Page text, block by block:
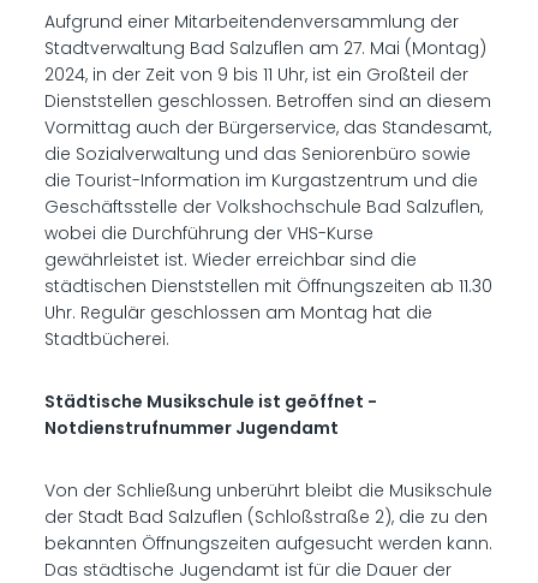
Aufgrund einer Mitarbeitendenversammlung der
Stadtverwaltung Bad Salzuflen am 27. Mai (Montag)
2024, in der Zeit von 9 bis 11 Uhr, ist ein Großteil der
Dienststellen geschlossen. Betroffen sind an diesem
Vormittag auch der Bürgerservice, das Standesamt,
die Sozialverwaltung und das Seniorenbüro sowie
die Tourist-Information im Kurgastzentrum und die
Geschäftsstelle der Volkshochschule Bad Salzuflen,
wobei die Durchführung der VHS-Kurse
gewährleistet ist. Wieder erreichbar sind die
städtischen Dienststellen mit Öffnungszeiten ab 11.30
Uhr. Regulär geschlossen am Montag hat die
Stadtbücherei.
Städtische Musikschule ist geöffnet -
Notdienstrufnummer Jugendamt
Von der Schließung unberührt bleibt die Musikschule
der Stadt Bad Salzuflen (Schloßstraße 2), die zu den
bekannten Öffnungszeiten aufgesucht werden kann.
Das städtische Jugendamt ist für die Dauer der